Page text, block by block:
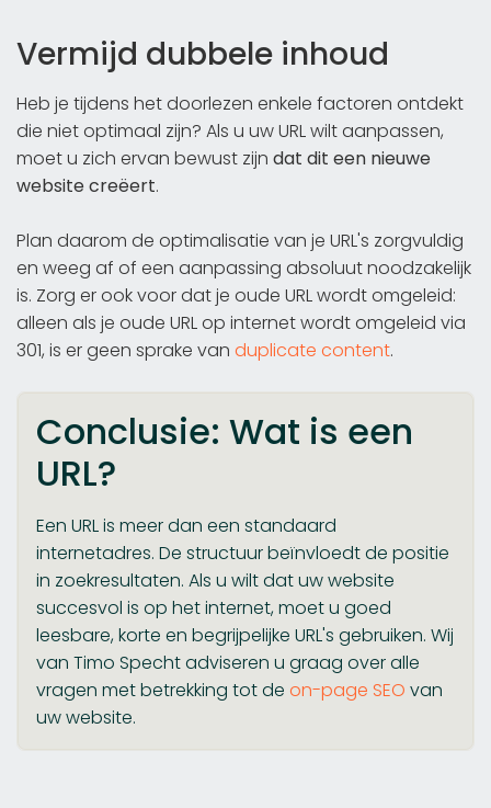
Vermijd dubbele inhoud
Heb je tijdens het doorlezen enkele factoren ontdekt
die niet optimaal zijn? Als u uw URL wilt aanpassen,
moet u zich ervan bewust zijn dat dit een nieuwe
website creëert.
Plan daarom de optimalisatie van je URL's zorgvuldig
en weeg af of een aanpassing absoluut noodzakelijk
is. Zorg er ook voor dat je oude URL wordt omgeleid:
alleen als je oude URL op internet wordt omgeleid via
301, is er geen sprake van duplicate content.
Conclusie: Wat is een
URL?
Een URL is meer dan een standaard
internetadres. De structuur beïnvloedt de positie
in zoekresultaten. Als u wilt dat uw website
succesvol is op het internet, moet u goed
leesbare, korte en begrijpelijke URL's gebruiken. Wij
van Timo Specht adviseren u graag over alle
vragen met betrekking tot de on-page SEO van
uw website.